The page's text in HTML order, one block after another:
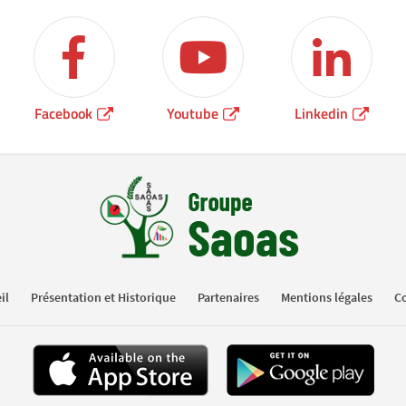
Facebook Youtube Linkedin
Présentation et Historique Partenaires Mentions légales